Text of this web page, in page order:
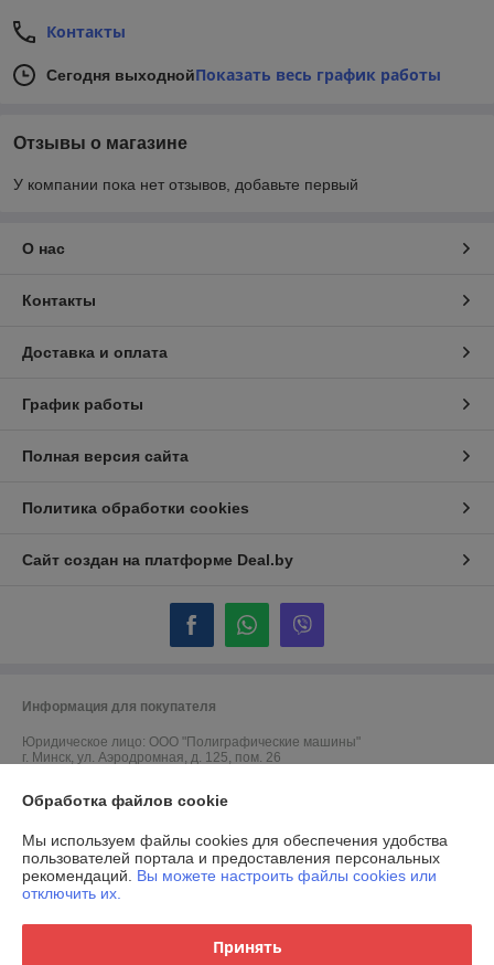
Контакты
Сегодня выходнойПоказать весь график работы
Отзывы о магазине
У компании пока нет отзывов, добавьте первый
О нас
Контакты
Доставка и оплата
График работы
Полная версия сайта
Политика обработки cookies
Сайт создан на платформе Deal.by
Информация для покупателя
Юридическое лицо: ООО "Полиграфические машины"
г. Минск, ул. Аэродромная, д. 125, пом. 26
Регистрационный номер ЕГР: 190453138
Регистрационный орган: Минский городской исполнительный комитет
Дата регистрации компании: 29.05.2003
Обработка файлов cookie
Мы используем файлы cookies для обеспечения удобства
пользователей портала и предоставления персональных
рекомендаций. Вы можете настроить файлы cookies или
отключить их.
Принять